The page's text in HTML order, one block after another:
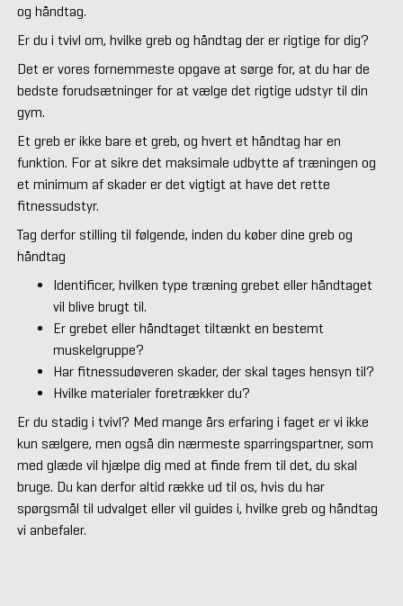
og håndtag.
Er du i tvivl om, hvilke greb og håndtag der er rigtige for dig?
Det er vores fornemmeste opgave at sørge for, at du har de
bedste forudsætninger for at vælge det rigtige udstyr til din
gym.
Et greb er ikke bare et greb, og hvert et håndtag har en
funktion. For at sikre det maksimale udbytte af træningen og
et minimum af skader er det vigtigt at have det rette
fitnessudstyr.
Tag derfor stilling til følgende, inden du køber dine greb og
håndtag
Identificer, hvilken type træning grebet eller håndtaget
vil blive brugt til.
Er grebet eller håndtaget tiltænkt en bestemt
muskelgruppe?
Har fitnessudøveren skader, der skal tages hensyn til?
Hvilke materialer foretrækker du?
Er du stadig i tvivl? Med mange års erfaring i faget er vi ikke
kun sælgere, men også din nærmeste sparringspartner, som
med glæde vil hjælpe dig med at finde frem til det, du skal
bruge. Du kan derfor altid række ud til os, hvis du har
spørgsmål til udvalget eller vil guides i, hvilke greb og håndtag
vi anbefaler.